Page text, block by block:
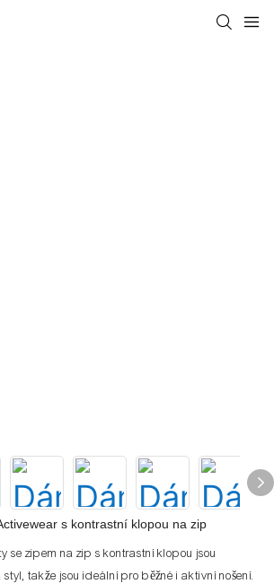
s kontrastní klopou na zip
se zipem na zip s kontrastní klopou jsou
takže jsou ideální pro běžné i aktivní nošení.